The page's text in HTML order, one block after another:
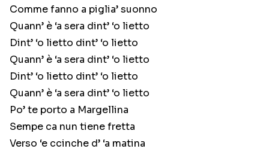
Comme fanno a piglia’ suonno
Quann’ è ‘a sera dint’ ‘o lietto
Dint’ ‘o lietto dint’ ‘o lietto
Quann’ è ‘a sera dint’ ‘o lietto
Dint’ ‘o lietto dint’ ‘o lietto
Quann’ è ‘a sera dint’ ‘o lietto
Po’ te porto a Margellina
Sempe ca nun tiene fretta
Verso ‘e ccinche d’ ‘a matina